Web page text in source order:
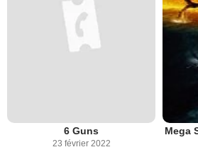
6 Guns
23 février 2022
Mega